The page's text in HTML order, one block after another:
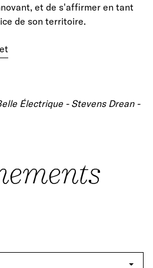
et de s'affirmer en tant
de son territoire.
Électrique - Stevens Drean -